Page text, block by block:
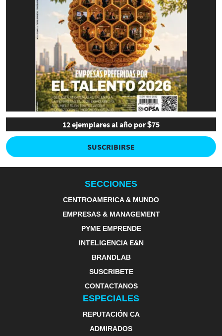
12 ejemplares al año por $75
SUSCRIBIRSE
SECCIONES
CENTROAMERICA & MUNDO
EMPRESAS & MANAGEMENT
PYME EMPRENDE
INTELIGENCIA E&N
BRANDLAB
SUSCRIBETE
CONTACTANOS
ESPECIALES
REPUTACIÓN CA
ADMIRADOS